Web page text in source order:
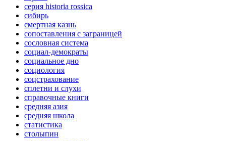
серия historia rossica
сибирь
смертная казнь
сопоставления с заграницей
сословная система
социал-демократы
социальное дно
социология
соцстрахование
сплетни и слухи
справочные книги
средняя азия
средняя школа
статистика
столыпин